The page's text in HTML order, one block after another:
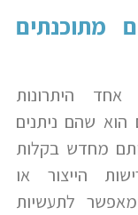
מתוכנתים
אחד היתרונות
הוא שהם ניתנים
מחדש בקלות
הייצור או
לתעשיות